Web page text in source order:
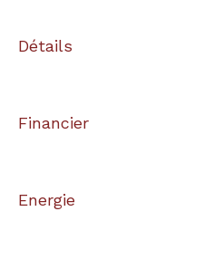
Détails
Financier
Energie